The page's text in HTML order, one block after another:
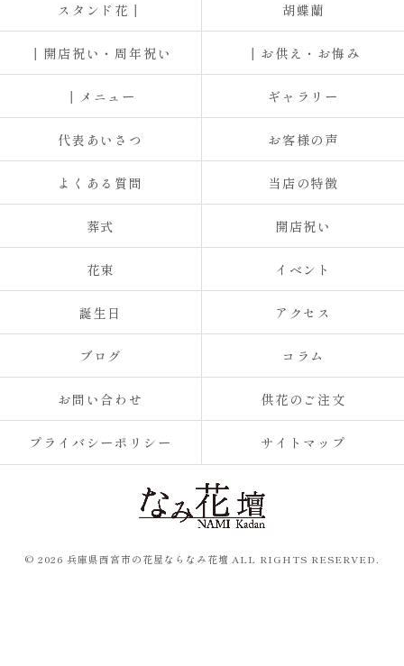
スタンド花┃ 胡蝶蘭
┃開店祝い・周年祝い ┃お供え・お悔み
┃メニュー ギャラリー
代表あいさつ お客様の声
よくある質問 当店の特徴
葬式 開店祝い
花束 イベント
誕生日 アクセス
ブログ コラム
お問い合わせ 供花のご注文
プライバシーポリシー サイトマップ
© 2026 兵庫県西宮市の花屋ならなみ花壇 ALL RIGHTS RESERVED.